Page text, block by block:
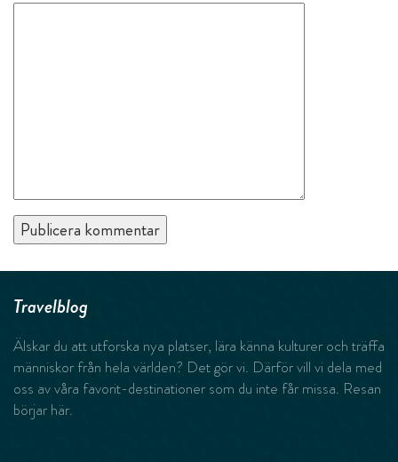
Travelblog
Älskar du att utforska nya platser, lära känna kulturer och träffa
människor från hela världen? Det gör vi. Därför vill vi dela med
oss av våra favorit-destinationer som du inte får missa. Resan
börjar här.